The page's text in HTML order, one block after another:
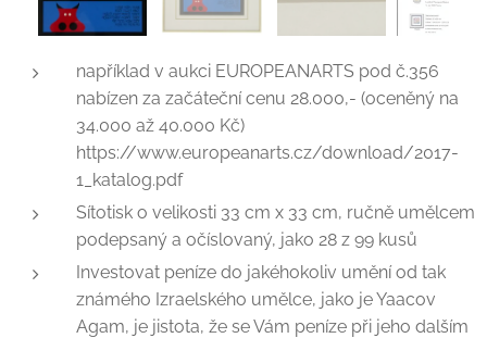
například v aukci EUROPEANARTS pod č.356
nabízen za začáteční cenu 28.000,- (oceněný na
34.000 až 40.000 Kč)
https://www.europeanarts.cz/download/2017-
1_katalog.pdf
Sítotisk o velikosti 33 cm x 33 cm, ručně umělcem
podepsaný a očíslovaný, jako 28 z 99 kusů
Investovat peníze do jakéhokoliv umění od tak
známého Izraelského umělce, jako je Yaacov
Agam, je jistota, že se Vám peníze při jeho dalším